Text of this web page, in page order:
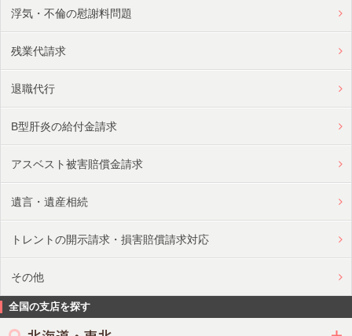
浮気・不倫の慰謝料問題
残業代請求
退職代行
B型肝炎の給付金請求
アスベスト被害賠償金請求
遺言・遺産相続
トレントの開示請求・損害賠償請求対応
その他
全国の支店を探す